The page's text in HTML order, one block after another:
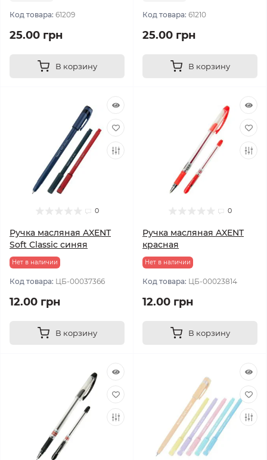
Код товара: 61209
25.00 грн
В корзину
Код товара: 61210
25.00 грн
В корзину
0
Ручка масляная AXENT
Soft Classic синяя
Нет в наличии
Код товара: ЦБ-00037366
12.00 грн
В корзину
0
Ручка масляная AXENT
красная
Нет в наличии
Код товара: ЦБ-00023814
12.00 грн
В корзину